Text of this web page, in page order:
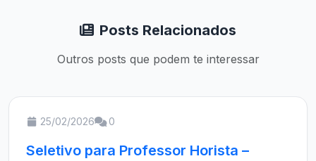
Posts Relacionados
Outros posts que podem te interessar
25/02/2026 0
Seletivo para Professor Horista –